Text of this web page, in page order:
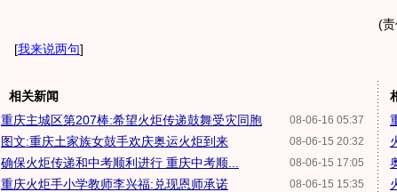
(
[我来说两句]
相关新闻
08-06-16 05:37
重庆主城区第207棒:希望火炬传递鼓舞受灾同胞
08-06-15 20:32
图文:重庆土家族女鼓手欢庆奥运火炬到来
08-06-15 17:05
确保火炬传递和中考顺利进行 重庆中考顺...
08-06-15 15:35
重庆火炬手小学教师李兴福:兑现恩师承诺